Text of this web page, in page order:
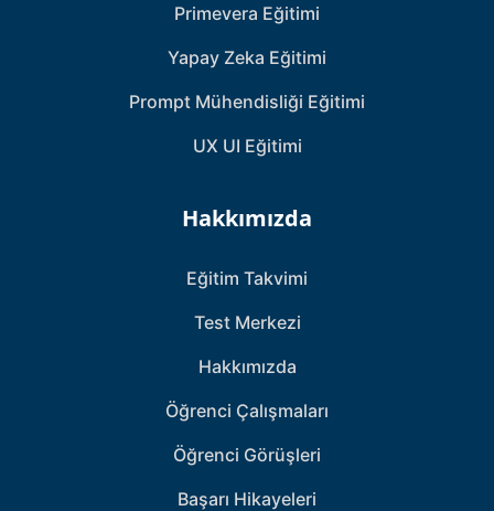
Primevera Eğitimi
Yapay Zeka Eğitimi
Prompt Mühendisliği Eğitimi
UX UI Eğitimi
Hakkımızda
Eğitim Takvimi
Test Merkezi
Hakkımızda
Öğrenci Çalışmaları
Öğrenci Görüşleri
Başarı Hikayeleri